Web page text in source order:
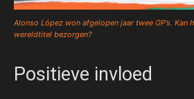
Alonso López won afgelopen jaar twee GP’s.
wereldtitel bezorgen?
Positieve invloed